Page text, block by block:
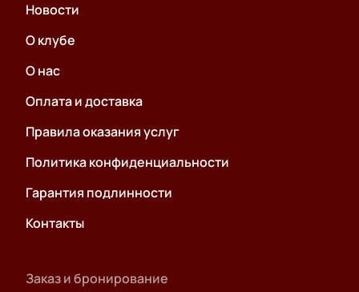
Новости
О клубе
О нас
Оплата и доставка
Правила оказания услуг
Политика конфиденциальности
Гарантия подлинности
Контакты
Заказ и бронирование